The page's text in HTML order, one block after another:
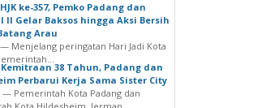
ke-357, Pemko Padang dan
II Gelar Baksos hingga Aksi Bersih
Arau
— Menjelang peringatan Hari Jadi Kota
38 Tahun, Padang dan
Perbarui Kerja Sama Sister City
— Pemerintah Kota Padang dan